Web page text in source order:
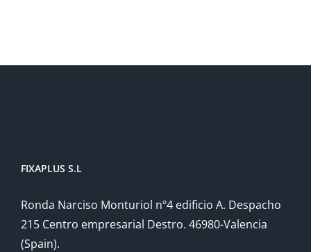
FIXAPLUS S.L
Ronda Narciso Monturiol nº4 edificio A. Despacho
215 Centro empresarial Destro. 46980-Valencia
(Spain).